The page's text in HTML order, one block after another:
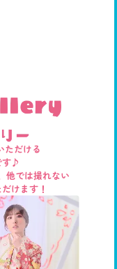
ただける
す♪
他では撮れない
けます！